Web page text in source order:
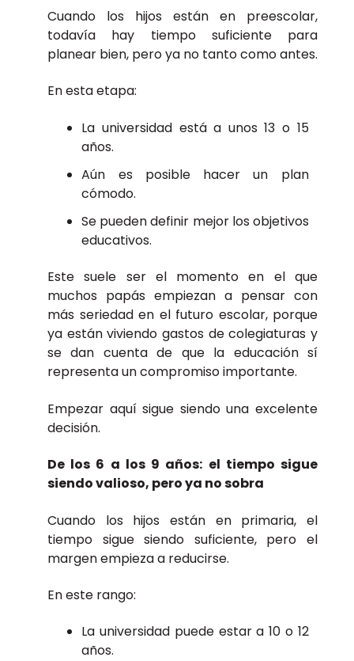
Cuando los hijos están en preescolar,
todavía hay tiempo suficiente para
planear bien, pero ya no tanto como antes.
En esta etapa:
La universidad está a unos 13 o 15
años.
Aún es posible hacer un plan
cómodo.
Se pueden definir mejor los objetivos
educativos.
Este suele ser el momento en el que
muchos papás empiezan a pensar con
más seriedad en el futuro escolar, porque
ya están viviendo gastos de colegiaturas y
se dan cuenta de que la educación sí
representa un compromiso importante.
Empezar aquí sigue siendo una excelente
decisión.
De los 6 a los 9 años: el tiempo sigue
siendo valioso, pero ya no sobra
Cuando los hijos están en primaria, el
tiempo sigue siendo suficiente, pero el
margen empieza a reducirse.
En este rango:
La universidad puede estar a 10 o 12
años.